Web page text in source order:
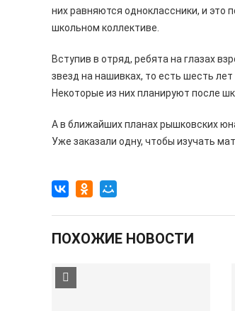
них равняются одноклассники, и
школьном коллективе.
Вступив в отряд, ребята на глазах
звезд на нашивках, то есть шесть
Некоторые из них планируют после
А в ближайших планах рышковских
Уже заказали одну, чтобы изучать
ПОХОЖИЕ НОВОСТИ